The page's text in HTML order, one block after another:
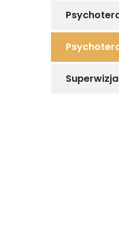
Superwizja